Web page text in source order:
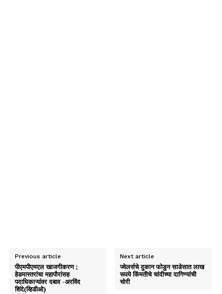
Previous article
पीएमपीएमएल खाजगीकरण ;
हेडमास्तरांचा महापौरांसह
पदाधिकाऱ्यांवर दबाव -अरविंद
शिंदे(व्हिडीओ)
Next article
ज्वेलर्सचे दुकान फोडुन साडेसात लाख
रूपये किंमतीचे चांदीच्या दागिण्यांची
चोरी